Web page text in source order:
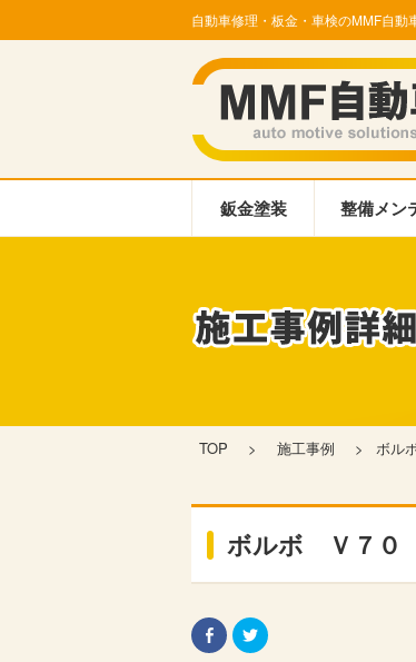
自動車修理・板金・車検のMMF自動
鈑金塗装 整備メン
TOP > 施工事例 > ボル
ボルボ Ｖ７０
Facebook
で
ク
リ